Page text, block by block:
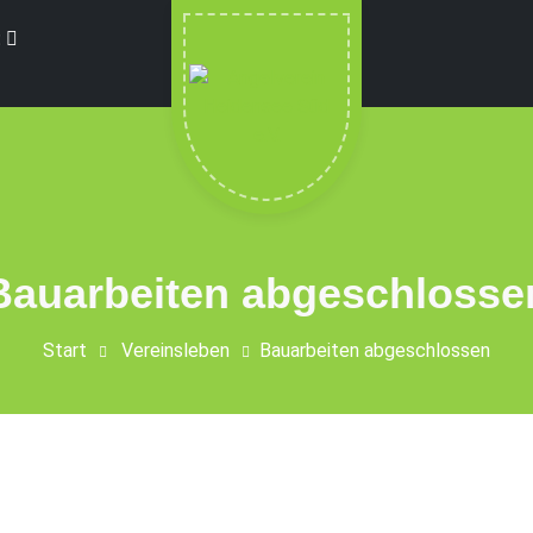
Start Vereinsleben Bauarbeiten abgeschlossen